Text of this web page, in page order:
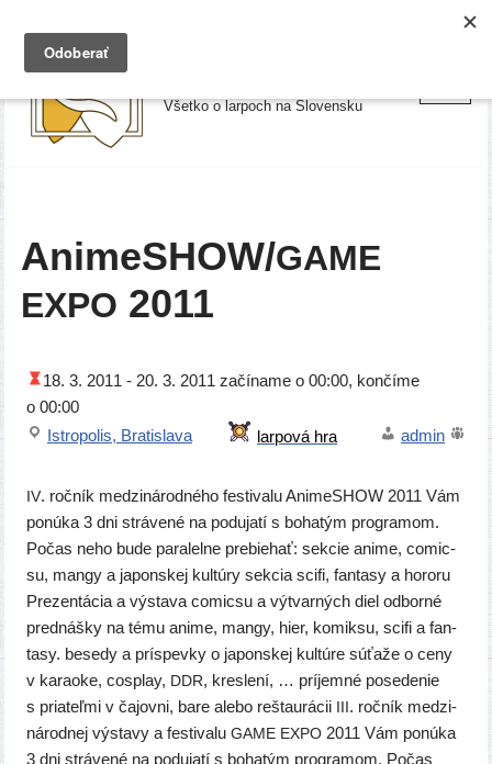
Preskočiť
Všetko o larpoch na Slovensku
AnimeSHOW/GAME
EXPO 2011
18. 3. 2011 -20. 3. 2011 začí­na­me o 00:00, kon­čí­me
o 00:00
Istropolis, Bratislava
admin
IV. roč­ník medzi­ná­rod­né­ho fes­ti­va­lu AnimeSHOW 2011 Vám
ponú­ka 3 dni strá­ve­né na podu­ja­tí s boha­tým prog­ra­mom.
Počas neho bude para­lel­ne pre­bie­hať: sek­cie ani­me, comic­
su, man­gy a japon­skej kul­tú­ry sek­cia sci­fi, fan­ta­sy a horo­ru
Prezentácia a výsta­va comic­su a výtvar­ných diel odbor­né
pred­náš­ky na tému ani­me, man­gy, hier, komik­su, sci­fi a fan­
ta­sy. bese­dy a prís­pev­ky o japon­skej kul­tú­re súťa­že o ceny
v kara­oke, cosp­lay, DDR, kres­le­ní, … prí­jem­né pose­de­nie
s pria­teľ­mi v čajov­ni, bare ale­bo reštau­rá­cii
. roč­ník medzi­
ná­rod­nej výsta­vy a fes­ti­va­lu GAME EXPO2011 Vám ponú­ka
3 dni strá­ve­né na podu­ja­tí s boha­tým prog­ra­mom. Počas